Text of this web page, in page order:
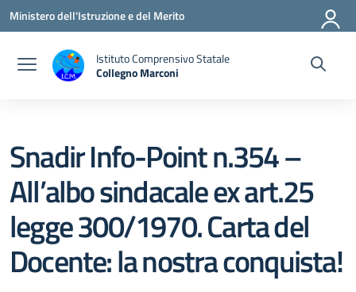
Vai ai contenuti
Vai al menu di navigazione
Vai al footer
Ministero dell'Istruzione e del Merito
Istituto Comprensivo Statale
Collegno Marconi
Snadir Info-Point n.354 –
All’albo sindacale ex art.25
legge 300/1970. Carta del
Docente: la nostra conquista!